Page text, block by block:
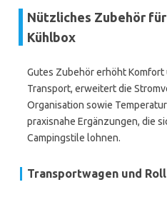
Nützliches Zubehör
Kühlbox
Gutes Zubehör erhöht
Transport, erweitert die
Organisation sowie
praxisnahe Ergänzungen, die
Campingstile lohnen.
Transportwagen und